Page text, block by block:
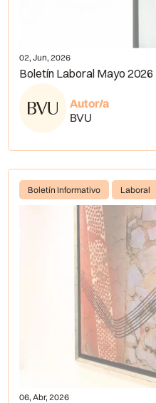
02, Jun, 2026
Boletín Laboral Mayo 2026
Autor/a
BVU
Boletín Informativo Laboral
06, Abr, 2026